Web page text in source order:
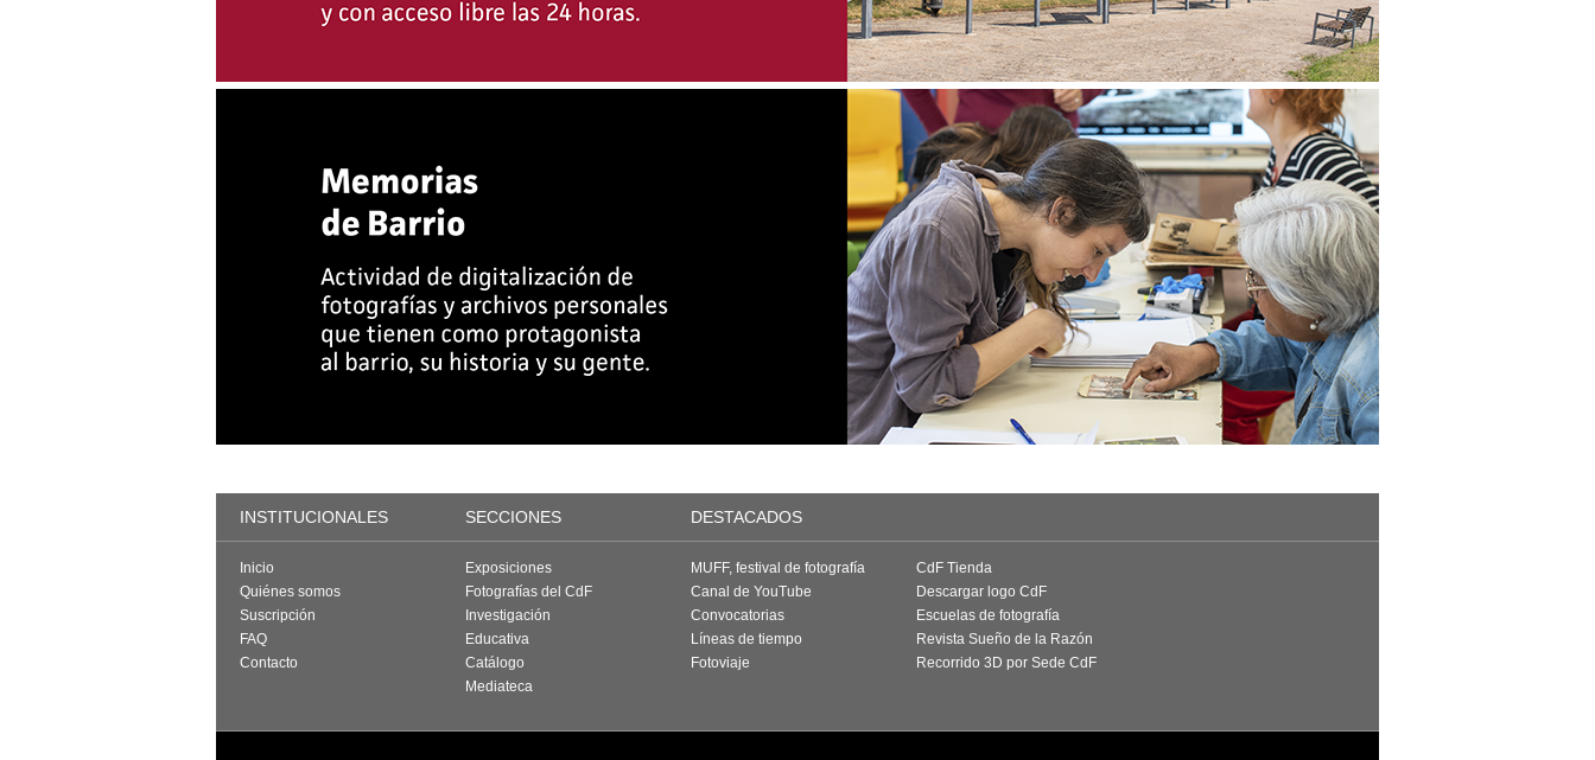
INSTITUCIONALES SECCIONES DESTACADOS
Inicio
Quiénes somos
Suscripción
FAQ
Contacto
Exposiciones
Fotografías del CdF
Investigación
Educativa
Catálogo
Mediateca
MUFF, festival de fotografía
Canal de YouTube
Convocatorias
Líneas de tiempo
Fotoviaje
CdF Tienda
Descargar logo CdF
Escuelas de fotografía
Revista Sueño de la Razón
Recorrido 3D por Sede CdF